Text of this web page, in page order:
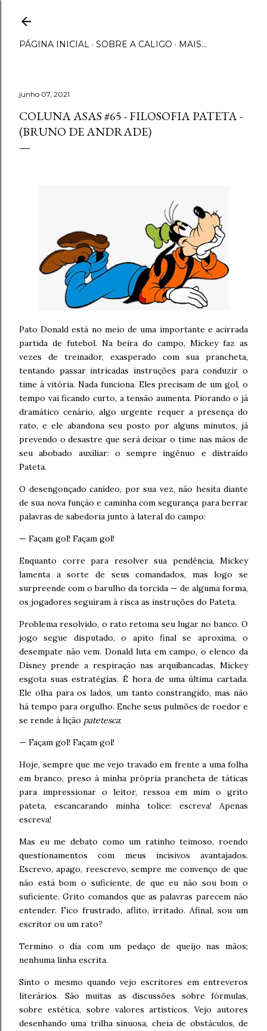
PÁGINA INICIAL SOBRE A CALIGO MAIS…
junho 07, 2021
COLUNA ASAS #65 - FILOSOFIA PATETA -
(BRUNO DE ANDRADE)
Pato Donald está no meio de uma importante e acirrada
partida de futebol. Na beira do campo, Mickey faz as
vezes de treinador, exasperado com sua prancheta,
tentando passar intricadas instruções para conduzir o
time à vitória. Nada funciona. Eles precisam de um gol, o
tempo vai ficando curto, a tensão aumenta. Piorando o já
dramático cenário, algo urgente requer a presença do
rato, e ele abandona seu posto por alguns minutos, já
prevendo o desastre que será deixar o time nas mãos de
seu abobado auxiliar: o sempre ingênuo e distraído
Pateta.
O desengonçado canídeo, por sua vez, não hesita diante
de sua nova função e caminha com segurança para berrar
palavras de sabedoria junto à lateral do campo:
— Façam gol! Façam gol!
Enquanto corre para resolver sua pendência, Mickey
lamenta a sorte de seus comandados, mas logo se
surpreende com o barulho da torcida — de alguma forma,
os jogadores seguiram à risca as instruções do Pateta.
Problema resolvido, o rato retoma seu lugar no banco. O
jogo segue disputado, o apito final se aproxima, o
desempate não vem. Donald luta em campo, o elenco da
Disney prende a respiração nas arquibancadas, Mickey
esgota suas estratégias. É hora de uma última cartada.
Ele olha para os lados, um tanto constrangido, mas não
há tempo para orgulho. Enche seus pulmões de roedor e
se rende à lição patetesca:
— Façam gol! Façam gol!
Hoje, sempre que me vejo travado em frente a uma folha
em branco, preso à minha própria prancheta de táticas
para impressionar o leitor, ressoa em mim o grito
pateta, escancarando minha tolice: escreva! Apenas
escreva!
Mas eu me debato como um ratinho teimoso, roendo
questionamentos com meus incisivos avantajados.
Escrevo, apago, reescrevo, sempre me convenço de que
não está bom o suficiente, de que eu não sou bom o
suficiente. Grito comandos que as palavras parecem não
entender. Fico frustrado, aflito, irritado. Afinal, sou um
escritor ou um rato?
Termino o dia com um pedaço de queijo nas mãos;
nenhuma linha escrita.
Sinto o mesmo quando vejo escritores em entreveros
literários. São muitas as discussões sobre fórmulas,
sobre estética, sobre valores artísticos. Vejo autores
desenhando uma trilha sinuosa, cheia de obstáculos, de